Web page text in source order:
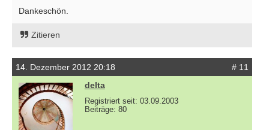
Dankeschön.
Zitieren
14. Dezember 2012 20:18
# 11
delta
Registriert seit: 03.09.2003
Beiträge: 80